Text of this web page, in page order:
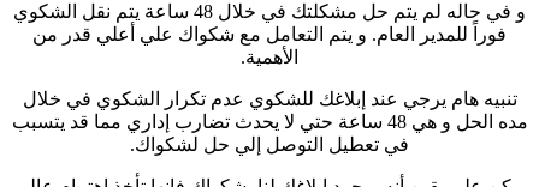
و في حاله لم يتم حل مشكلتك في خلال 48 ساعة يتم نقل الشكوي
فوراً للمدير العام. و يتم التعامل مع شكواك علي أعلي قدر من
الأهمية.
تنبيه هام يرجي عند إبلاغك للشكوي عدم تكرار الشكوي في خلال
مده الحل و هي 48 ساعة حتي لا يحدث تضارب إداري مما قد يتسبب
في تعطيل التوصل إلي حل لشكواك.